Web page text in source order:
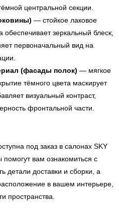
центральной секции.
— стойкое лаковое
обеспечивает зеркальный блеск,
первоначальный вид на
(фасады полок) — мягкое
тёмного цвета маскирует
визуальный контраст,
фронтальной части.
под заказ в салонах SKY
вам ознакомиться с
детали доставки и сборки, а
в вашем интерьере,
пространства.